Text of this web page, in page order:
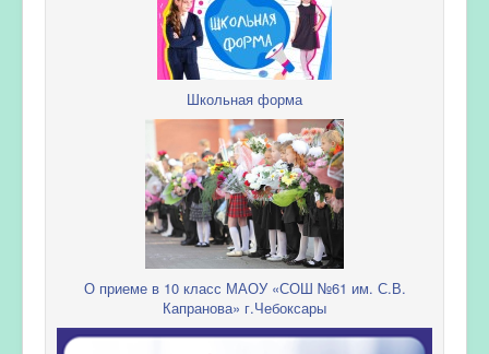
Школьная форма
О приеме в 10 класс МАОУ «СОШ №61 им. С.В.
Капранова» г.Чебоксары